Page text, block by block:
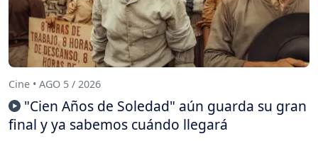
Cine • AGO 5 / 2026
"Cien Años de Soledad" aún guarda su gran
final y ya sabemos cuándo llegará